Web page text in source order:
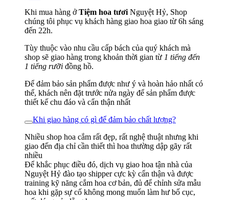
Khi mua hàng ởTiệm hoa tươi Nguyệt Hỷ, Shop
chúng tôi phục vụ khách hàng giao hoa giao từ 6h sáng
đến 22h.
Tùy thuộc vào nhu cầu cấp bách của quý khách mà
shop sẽ giao hàng trong khoản thời gian từ 1 tiếng đến
1 tiếng rưỡi đồng hồ.
Để đảm bảo sản phẩm được như ý và hoàn hảo nhất có
thể, khách nên đặt trước nửa ngày để sản phẩm được
thiết kế chu đáo và cẩn thận nhất
Khi giao hàng có gì để đảm bảo chất lượng?
Nhiều shop hoa cắm rất đẹp, rất nghệ thuật nhưng khi
giao đến địa chỉ cần thiết thì hoa thường dập gãy rất
nhiều
Để khắc phục điều đó, dịch vụ giao hoa tận nhà của
Nguyệt Hỷ đào tạo shipper cực kỳ cẩn thận và được
training kỹ năng cắm hoa cơ bản, đủ để chỉnh sửa mẫu
hoa khi gặp sự cố không mong muốn làm hư bố cục,